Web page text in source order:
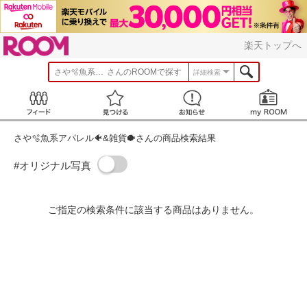
楽天トップへ
さや🫧魚系アパレル🐠&雑貨🐡
さんのROOMで探す 詳細検索
見つける お知らせ
さや🫧魚系アパレル🐠&雑貨🐡さんの商品検索結果
#オリジナル写真
ご指定の検索条件に該当する商品はありません。